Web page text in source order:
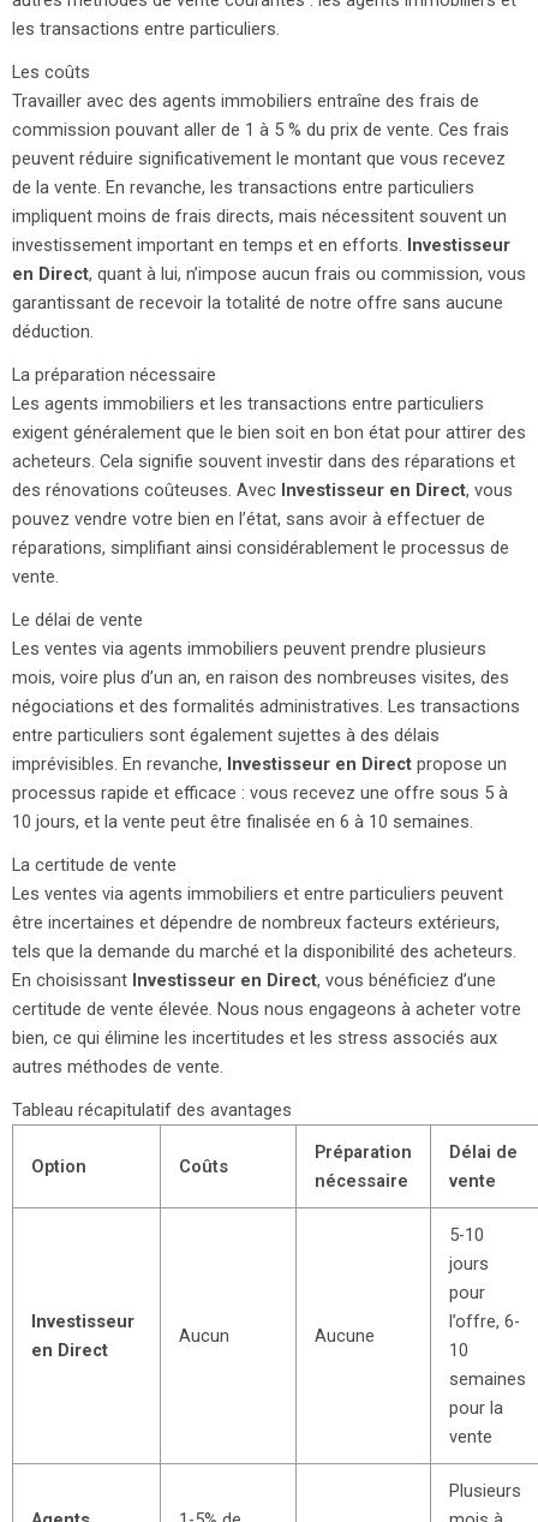
les transactions entre particuliers.
Les coûts
Travailler avec des agents immobiliers entraîne des frais de
commission pouvant aller de 1 à 5 % du prix de vente. Ces frais
peuvent réduire significativement le montant que vous recevez
de la vente. En revanche, les transactions entre particuliers
impliquent moins de frais directs, mais nécessitent souvent un
investissement important en temps et en efforts. Investisseur
en Direct, quant à lui, n’impose aucun frais ou commission, vous
garantissant de recevoir la totalité de notre offre sans aucune
déduction.
La préparation nécessaire
Les agents immobiliers et les transactions entre particuliers
exigent généralement que le bien soit en bon état pour attirer des
acheteurs. Cela signifie souvent investir dans des réparations et
des rénovations coûteuses. Avec Investisseur en Direct, vous
pouvez vendre votre bien en l’état, sans avoir à effectuer de
réparations, simplifiant ainsi considérablement le processus de
vente.
Le délai de vente
Les ventes via agents immobiliers peuvent prendre plusieurs
mois, voire plus d’un an, en raison des nombreuses visites, des
négociations et des formalités administratives. Les transactions
entre particuliers sont également sujettes à des délais
imprévisibles. En revanche, Investisseur en Direct propose un
processus rapide et efficace : vous recevez une offre sous 5 à
10 jours, et la vente peut être finalisée en 6 à 10 semaines.
La certitude de vente
Les ventes via agents immobiliers et entre particuliers peuvent
être incertaines et dépendre de nombreux facteurs extérieurs,
tels que la demande du marché et la disponibilité des acheteurs.
En choisissant Investisseur en Direct, vous bénéficiez d’une
certitude de vente élevée. Nous nous engageons à acheter votre
bien, ce qui élimine les incertitudes et les stress associés aux
autres méthodes de vente.
Tableau récapitulatif des avantages
Option Coûts
Préparation
nécessaire
Délai de
vente
Investisseur
en Direct
Aucun Aucune
5-10
jours
pour
l’offre, 6-
10
semaines
pour la
vente
Plusieurs